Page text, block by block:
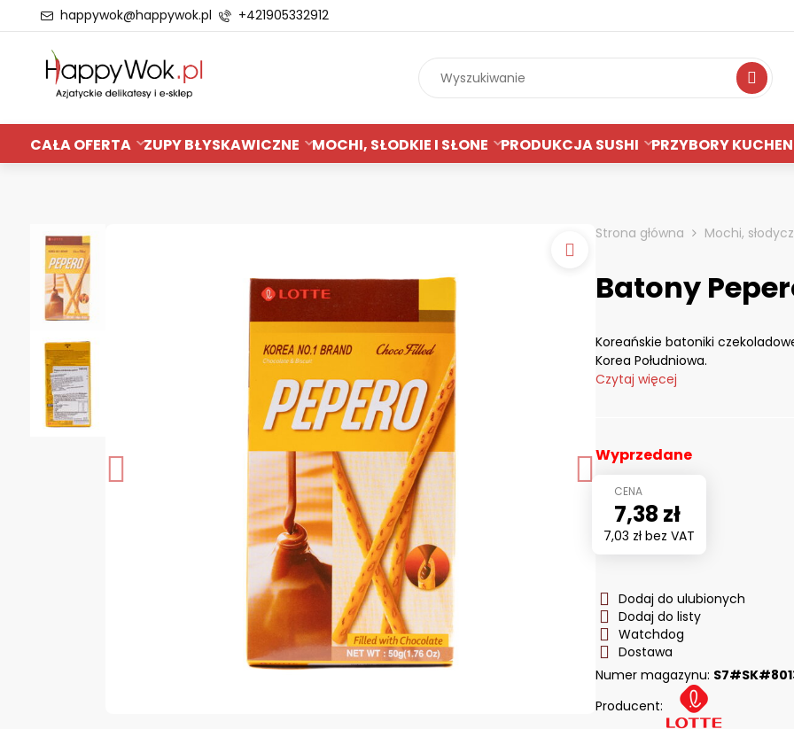
happywok@happywok.pl +421905332912
CAŁA OFERTA ZUPY BŁYSKAWICZNE MOCHI, SŁODKIE I SŁONE PRODUKCJA SUSHI PRZYBORY
Strona główna Mochi,
Batony
Koreańskie batoniki
Korea Południowa.
Czytaj więcej
Wyprzedane
7,38 zł
7,03 zł bez VAT
Dodaj do ulubionych
Dodaj do listy
Watchdog
Dostawa
Numer magazynu:
Producent: